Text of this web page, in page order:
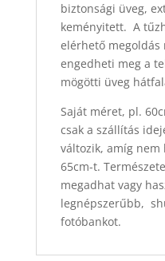
biztonsági üveg,
keményitett. A
elérhető megoldás
engedheti meg a
mögötti üveg
Saját méret, pl.
csak a szállítás
változik, amíg nem
65cm-t.
megadhat vagy
legnépszerűbb,
fotóbankot.